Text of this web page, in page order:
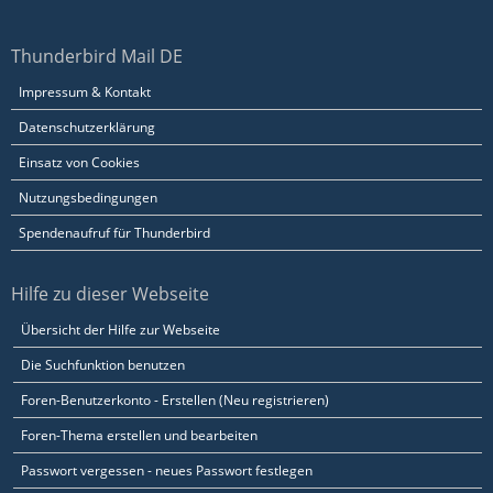
Thunderbird Mail DE
Impressum & Kontakt
Datenschutzerklärung
Einsatz von Cookies
Nutzungsbedingungen
Spendenaufruf für Thunderbird
Hilfe zu dieser Webseite
Übersicht der Hilfe zur Webseite
Die Suchfunktion benutzen
Foren-Benutzerkonto - Erstellen (Neu registrieren)
Foren-Thema erstellen und bearbeiten
Passwort vergessen - neues Passwort festlegen